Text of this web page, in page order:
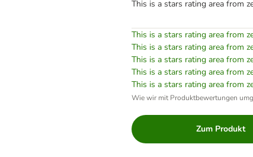
This is a stars rating area from
This is a stars rating area from
This is a stars rating area from
This is a stars rating area from
This is a stars rating area from
This is a stars rating area from
Wie wir mit Produktbewertungen
Zum Produkt